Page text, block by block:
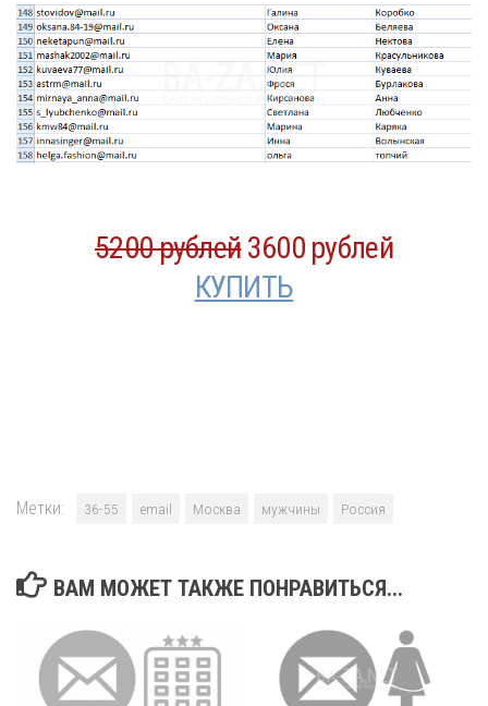
5200 рублей3600 рублей
КУПИТЬ
Метки: 36-55 email Москва мужчины Россия
ВАМ МОЖЕТ ТАКЖЕ ПОНРАВИТЬСЯ...